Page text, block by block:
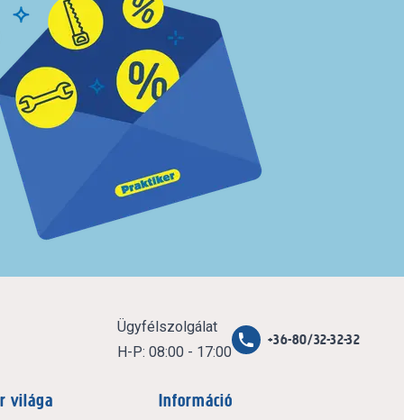
Ügyfélszolgálat
H-P: 08:00 - 17:00
+36-80/32-32-32
világa Információ